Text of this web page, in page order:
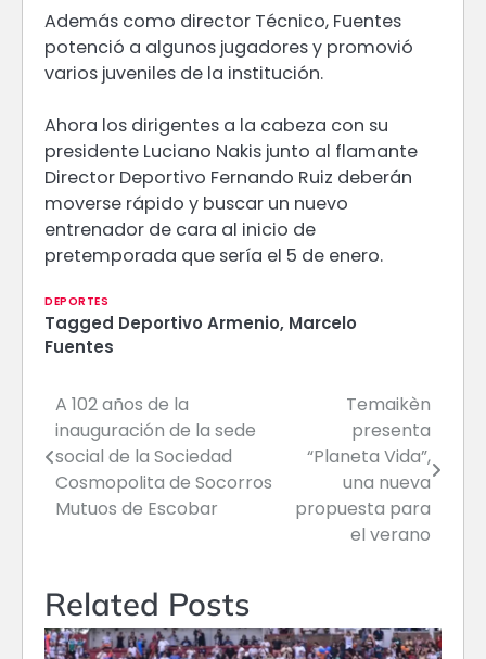
Además como director Técnico, Fuentes
potenció a algunos jugadores y promovió
varios juveniles de la institución.
Ahora los dirigentes a la cabeza con su
presidente Luciano Nakis junto al flamante
Director Deportivo Fernando Ruiz deberán
moverse rápido y buscar un nuevo
entrenador de cara al inicio de
pretemporada que sería el 5 de enero.
DEPORTES
Tagged Deportivo Armenio, Marcelo
Fuentes
Navegación
de
entradas
A 102 años de la
inauguración de la sede
social de la Sociedad
Cosmopolita de Socorros
Mutuos de Escobar
Temaikèn
presenta
“Planeta Vida”,
una nueva
propuesta para
el verano
Related Posts